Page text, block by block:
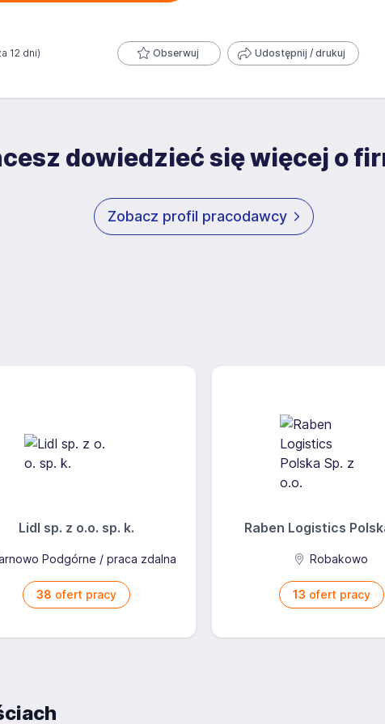
12 dni) Obserwuj Udostępnij / drukuj
dowiedzieć się więcej o
Zobacz profil pracodawcy
Lidl sp. z o.o. sp. k.
Podgórne / praca zdalna
38 ofert pracy
Raben Logistics
Robakowo
13 ofert pracy